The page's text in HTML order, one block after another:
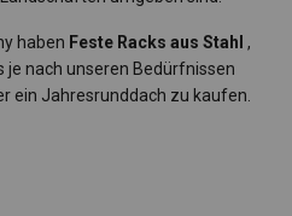
haben Feste Racks aus Stahl ,
je nach unseren Bedürfnissen
ein Jahresrunddach zu kaufen.